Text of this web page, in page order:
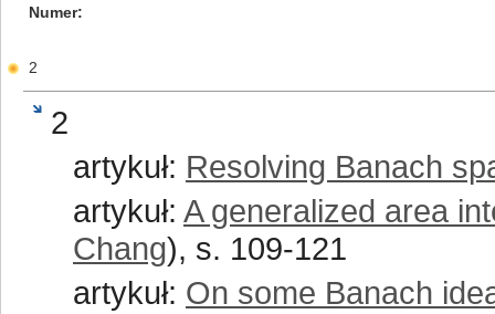
Numer
2
2
artykuł: Resolving Banach
artykuł: A generalized area
Chang), s. 109-121
artykuł: On some Banach